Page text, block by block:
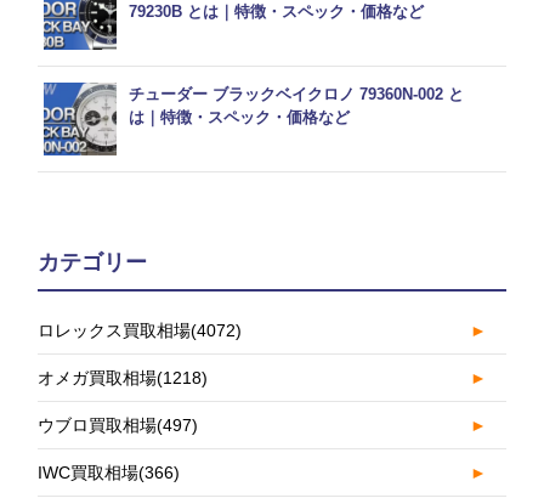
79230B とは｜特徴・スペック・価格など
チューダー ブラックベイクロノ 79360N-002 と
は｜特徴・スペック・価格など
カテゴリー
ロレックス買取相場(4072) ►
オメガ買取相場(1218) ►
ウブロ買取相場(497) ►
IWC買取相場(366) ►